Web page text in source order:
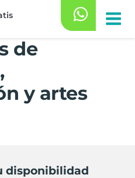
de
y artes
disponibilidad